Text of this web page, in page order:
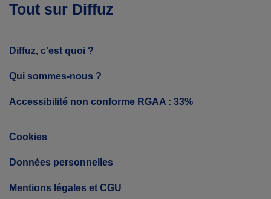
Tout sur Diffuz
Diffuz, c'est quoi ?
Qui sommes-nous ?
Accessibilité non conforme RGAA : 33%
Cookies
Données personnelles
Mentions légales et CGU